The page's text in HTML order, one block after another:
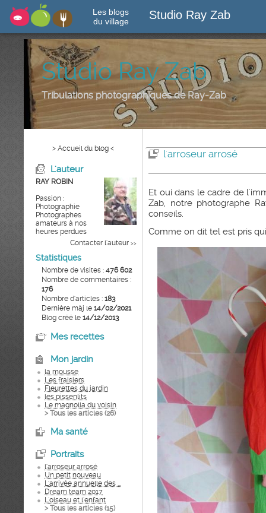
Les blogs
du village
Studio Ray Zab
Studio Ray Zab
Tribulations photographiques de Ray-Zab
> Accueil du blog <
L'auteur
RAY ROBIN
Passion :
Photographie
Photographes
amateurs à nos
heures perdues
Contacter l'auteur >>
Statistiques
Nombre de visites : 476 602
Nombre de commentaires :
176
Nombre d'articles : 183
Dernière màj le 14/02/2021
Blog créé le 14/12/2013
Mes recettes
Mon jardin
la mousse
Les fraisiers
Fleurettes du jardin
les pissenlits
Le magnolia du voisin
> Tous les articles (26)
Ma santé
Portraits
l'arroseur arrosé
Un petit nouveau
L'arrivée annuelle des ...
Dream team 2017
L'oiseau et l'enfant
> Tous les articles (15)
l'arroseur arrosé
Et oui dans le cadre de
Zab, notre photographe
conseils.
Comme on dit tel est pris